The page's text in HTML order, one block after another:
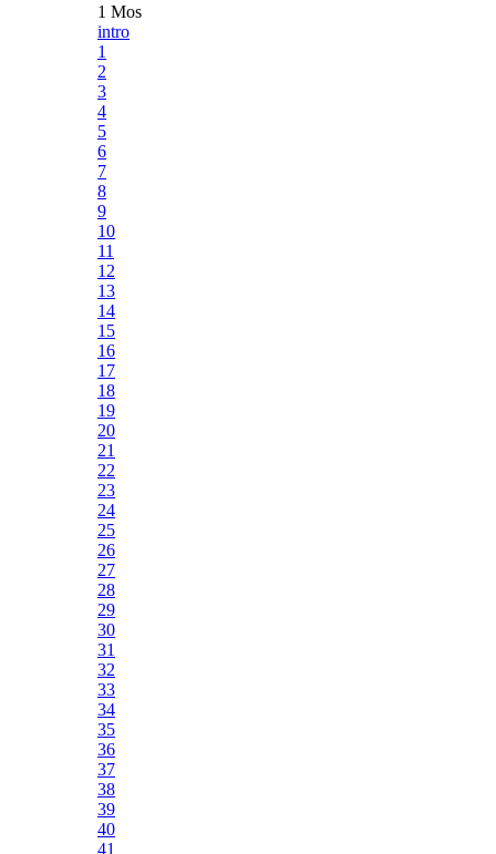
1 Mos
intro
1
2
3
4
5
6
7
8
9
10
11
12
13
14
15
16
17
18
19
20
21
22
23
24
25
26
27
28
29
30
31
32
33
34
35
36
37
38
39
40
41